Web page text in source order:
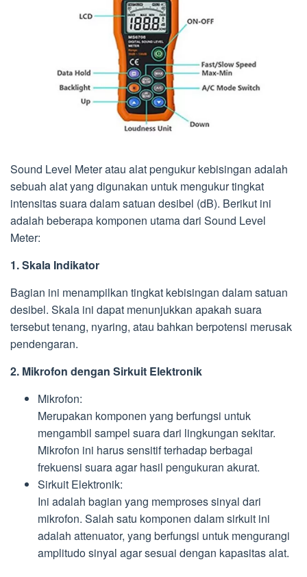
Sound Level Meter atau alat pengukur kebisingan adalah
sebuah alat yang digunakan untuk mengukur tingkat
intensitas suara dalam satuan desibel (dB). Berikut ini
adalah beberapa komponen utama dari Sound Level
Meter:
1. Skala Indikator
Bagian ini menampilkan tingkat kebisingan dalam satuan
desibel. Skala ini dapat menunjukkan apakah suara
tersebut tenang, nyaring, atau bahkan berpotensi merusak
pendengaran.
2. Mikrofon dengan Sirkuit Elektronik
Mikrofon:
Merupakan komponen yang berfungsi untuk
mengambil sampel suara dari lingkungan sekitar.
Mikrofon ini harus sensitif terhadap berbagai
frekuensi suara agar hasil pengukuran akurat.
Sirkuit Elektronik:
Ini adalah bagian yang memproses sinyal dari
mikrofon. Salah satu komponen dalam sirkuit ini
adalah attenuator, yang berfungsi untuk mengurangi
amplitudo sinyal agar sesuai dengan kapasitas alat.